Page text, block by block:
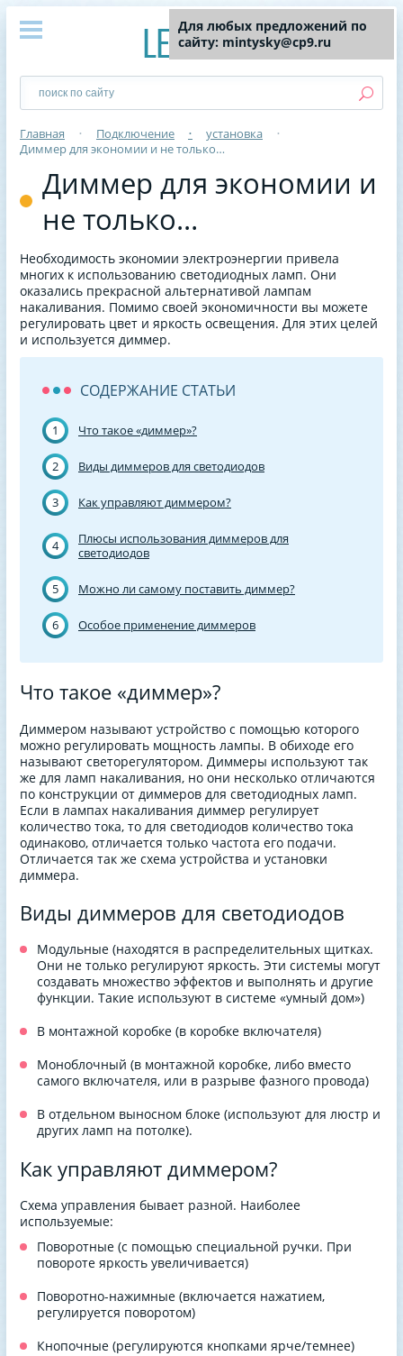
Главная • Подключение • установка
•
Диммер для экономии и не только…
Диммер для экономии и
не только…
Необходимость экономии электроэнергии привела
многих к использованию светодиодных ламп. Они
оказались прекрасной альтернативой лампам
накаливания. Помимо своей экономичности вы можете
регулировать цвет и яркость освещения. Для этих целей
и используется диммер.
СОДЕРЖАНИЕ СТАТЬИ
1 Что такое «диммер»?
2 Виды диммеров для светодиодов
3 Как управляют диммером?
4
Плюсы использования диммеров для
светодиодов
5 Можно ли самому поставить диммер?
6 Особое применение диммеров
Что такое «диммер»?
Диммером называют устройство с помощью которого
можно регулировать мощность лампы. В обиходе его
называют светорегулятором. Диммеры используют так
же для ламп накаливания, но они несколько отличаются
по конструкции от диммеров для светодиодных ламп.
Если в лампах накаливания диммер регулирует
количество тока, то для светодиодов количество тока
одинаково, отличается только частота его подачи.
Отличается так же схема устройства и установки
диммера.
Виды диммеров для светодиодов
Модульные (находятся в распределительных щитках.
Они не только регулируют яркость. Эти системы могут
создавать множество эффектов и выполнять и другие
функции. Такие используют в системе «умный дом»)
В монтажной коробке (в коробке включателя)
Моноблочный (в монтажной коробке, либо вместо
самого включателя, или в разрыве фазного провода)
В отдельном выносном блоке (используют для люстр и
других ламп на потолке).
Как управляют диммером?
Схема управления бывает разной. Наиболее
используемые:
Поворотные (с помощью специальной ручки. При
повороте яркость увеличивается)
Поворотно-нажимные (включается нажатием,
регулируется поворотом)
Кнопочные (регулируются кнопками ярче/темнее)
Для любых предложений по
сайту: mintysky@cp9.ru